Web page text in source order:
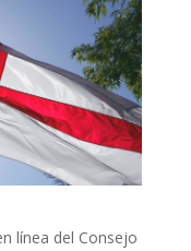
línea del Consejo